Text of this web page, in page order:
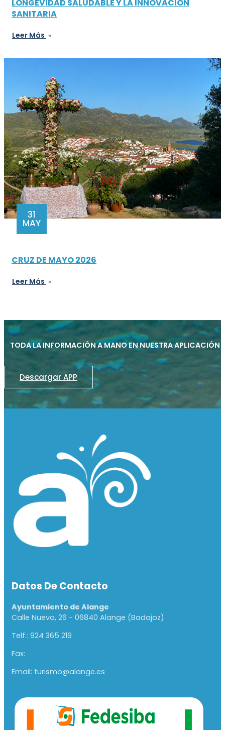
LONGEVIDAD SALUDABLE Y LA INNOVACIÓN
SANITARIA
Leer Más
31
MAY
CRUZ DE MAYO 2026
Leer Más
TODA LA INFORMACIÓN A MANO EN NUESTRA APLICACIÓN
Descargar APP
Datos De Contacto
Ayuntamiento de Alange
Calle Nueva, 26 - 06840 Alange (Badajoz)
Telf.: 924 365 219
Fax:
Email: turismo@alange.es